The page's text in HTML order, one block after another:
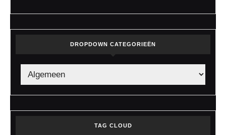
DROPDOWN CATEGORIEËN
TAG CLOUD